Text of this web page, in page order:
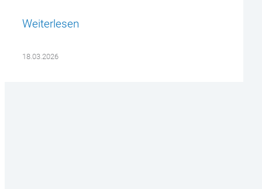
Weiterlesen
18.03.2026